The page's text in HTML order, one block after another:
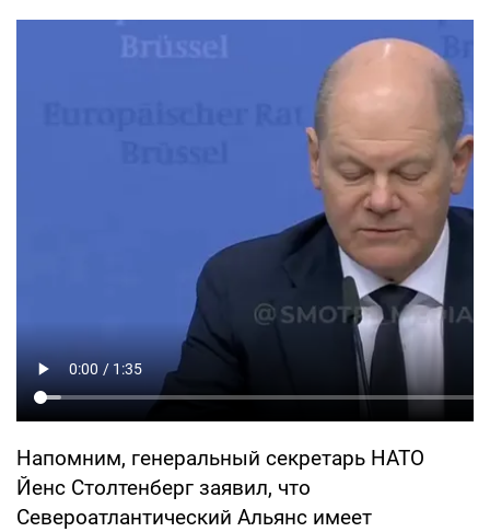
Напомним, генеральный секретарь НАТО
Йенс Столтенберг заявил, что
Североатлантический Альянс имеет